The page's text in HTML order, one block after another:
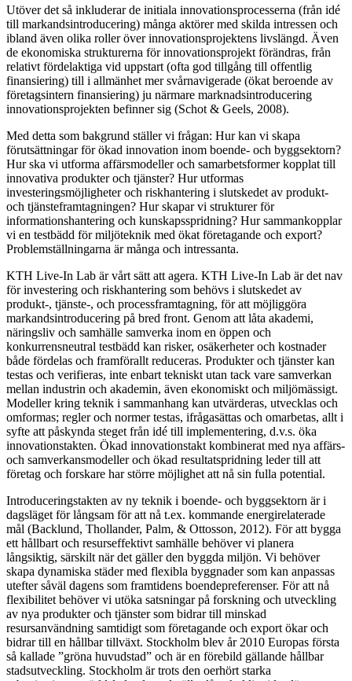
Utöver det så inkluderar de initiala innovationsprocesserna (från idé
till markandsintroducering) många aktörer med skilda intressen och
ibland även olika roller över innovationsprojektens livslängd. Även
de ekonomiska strukturerna för innovationsprojekt förändras, från
relativt fördelaktiga vid uppstart (ofta god tillgång till offentlig
finansiering) till i allmänhet mer svårnavigerade (ökat beroende av
företagsintern finansiering) ju närmare marknadsintroducering
innovationsprojekten befinner sig (Schot & Geels, 2008).
Med detta som bakgrund ställer vi frågan: Hur kan vi skapa
förutsättningar för ökad innovation inom boende- och byggsektorn?
Hur ska vi utforma affärsmodeller och samarbetsformer kopplat till
innovativa produkter och tjänster? Hur utformas
investeringsmöjligheter och riskhantering i slutskedet av produkt-
och tjänsteframtagningen? Hur skapar vi strukturer för
informationshantering och kunskapsspridning? Hur sammankopplar
vi en testbädd för miljöteknik med ökat företagande och export?
Problemställningarna är många och intressanta.
KTH Live-In Lab är vårt sätt att agera. KTH Live-In Lab är det nav
för investering och riskhantering som behövs i slutskedet av
produkt-, tjänste-, och processframtagning, för att möjliggöra
markandsintroducering på bred front. Genom att låta akademi,
näringsliv och samhälle samverka inom en öppen och
konkurrensneutral testbädd kan risker, osäkerheter och kostnader
både fördelas och framförallt reduceras. Produkter och tjänster kan
testas och verifieras, inte enbart tekniskt utan tack vare samverkan
mellan industrin och akademin, även ekonomiskt och miljömässigt.
Modeller kring teknik i sammanhang kan utvärderas, utvecklas och
omformas; regler och normer testas, ifrågasättas och omarbetas, allt i
syfte att påskynda steget från idé till implementering, d.v.s. öka
innovationstakten. Ökad innovationstakt kombinerat med nya affärs-
och samverkansmodeller och ökad resultatspridning leder till att
företag och forskare har större möjlighet att nå sin fulla potential.
Introduceringstakten av ny teknik i boende- och byggsektorn är i
dagsläget för långsam för att nå t.ex. kommande energirelaterade
mål (Backlund, Thollander, Palm, & Ottosson, 2012). För att bygga
ett hållbart och resurseffektivt samhälle behöver vi planera
långsiktig, särskilt när det gäller den byggda miljön. Vi behöver
skapa dynamiska städer med flexibla byggnader som kan anpassas
utefter såväl dagens som framtidens boendepreferenser. För att nå
flexibilitet behöver vi utöka satsningar på forskning och utveckling
av nya produkter och tjänster som bidrar till minskad
resursanvändning samtidigt som företagande och export ökar och
bidrar till en hållbar tillväxt. Stockholm blev år 2010 Europas första
så kallade ”gröna huvudstad” och är en förebild gällande hållbar
stadsutveckling. Stockholm är trots den oerhört starka